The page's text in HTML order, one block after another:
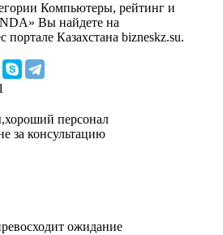
Компьютеры, рейтинг и
Вы найдете на
Казахстана bizneskz.su.
персонал
за консультацию
ожидание